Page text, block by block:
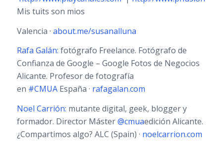
Mis tuits son mios
Valencia · about.me/susanalluna
Rafa Galán: fotógrafo Freelance. Fotógrafo de
Confianza de Google – Google Fotos de Negocios
Alicante. Profesor de fotografía
en #CMUAEspaña · rafagalan.com
Noel Carrión: mutante digital, geek, blogger y
formador. Director Máster@cmuaedición Alicante.
¿Compartimos algo? ALC (Spain) · noelcarrion.com